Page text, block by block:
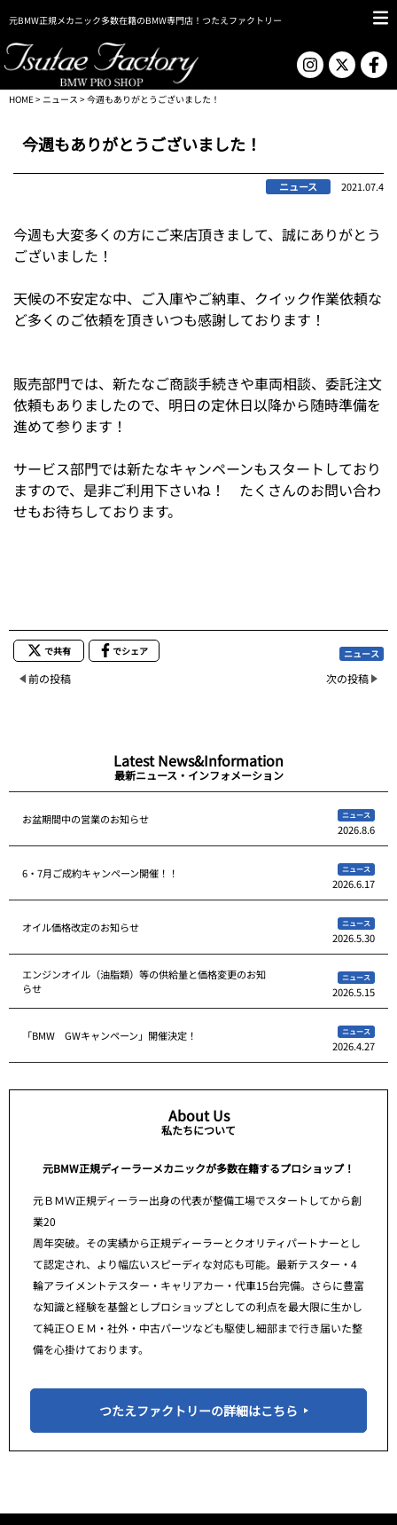
元BMW正規メカニック多数在籍のBMW専門店！つたえファクトリー
HOME> ニュース > 今週もありがとうございました！
今週もありがとうございました！
ニュース 2021.07.4
今週も大変多くの方にご来店頂きまして、誠にありがとう
ございました！
天候の不安定な中、ご入庫やご納車、クイック作業依頼な
ど多くのご依頼を頂きいつも感謝しております！
販売部門では、新たなご商談手続きや車両相談、委託注文
依頼もありましたので、明日の定休日以降から随時準備を
進めて参ります！
サービス部門では新たなキャンペーンもスタートしており
ますので、是非ご利用下さいね！ たくさんのお問い合わ
せもお待ちしております。
で共有 でシェア ニュース
前の投稿 次の投稿
Latest News&Information
最新ニュース・インフォメーション
お盆期間中の営業のお知らせ ニュース
2026.8.6
6・7月ご成約キャンペーン開催！！ ニュース
2026.6.17
オイル価格改定のお知らせ ニュース
2026.5.30
エンジンオイル（油脂類）等の供給量と価格変更のお知
らせ
ニュース
2026.5.15
「BMW GWキャンペーン」開催決定！ ニュース
2026.4.27
About Us
私たちについて
元BMW正規ディーラーメカニックが多数在籍するプロショップ！
元ＢＭＷ正規ディーラー出身の代表が整備工場でスタートしてから創
業20
周年突破。その実績から正規ディーラーとクオリティパートナーとし
て認定され、より幅広いスピーディな対応も可能。最新テスター・4
輪アライメントテスター・キャリアカー・代車15台完備。さらに豊富
な知識と経験を基盤としプロショップとしての利点を最大限に生かし
て純正ＯＥＭ・社外・中古パーツなども駆使し細部まで行き届いた整
備を心掛けております。
つたえファクトリーの詳細はこちら